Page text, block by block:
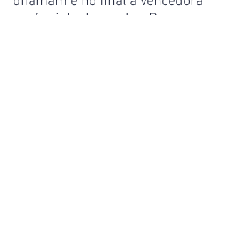
será minha honradez. Busco a